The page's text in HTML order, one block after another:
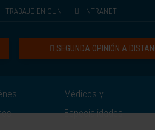
TRABAJE EN CUN INTRANET
SEGUNDA OPINIÓN A
Médicos y
Especialidades